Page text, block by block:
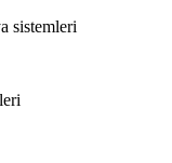
sistemleri